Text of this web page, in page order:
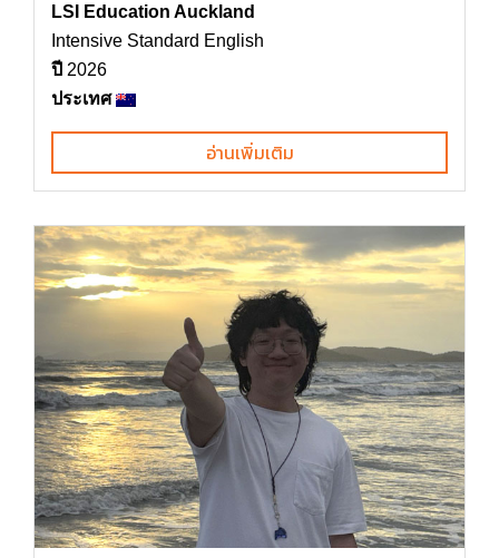
LSI Education Auckland
Intensive Standard English
ปี 2026
ประเทศ
อ่านเพิ่มเติม